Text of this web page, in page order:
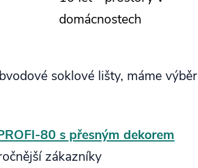
domácnostech
soklové lišty, máme výběr
80 s přesným dekorem
zákazníky